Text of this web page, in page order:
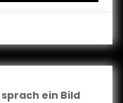
ein Bild